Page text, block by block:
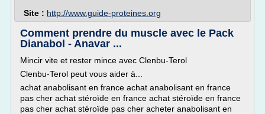
Site : http://www.guide-proteines.org
Comment prendre du muscle avec le Pack
Dianabol - Anavar ...
Mincir vite et rester mince avec Clenbu-Terol
Clenbu-Terol peut vous aider à...
achat anabolisant en france achat anabolisant en france
pas cher achat stéroïde en france achat stéroïde en france
pas cher achat stéroïde pas cher acheter anabolisant en